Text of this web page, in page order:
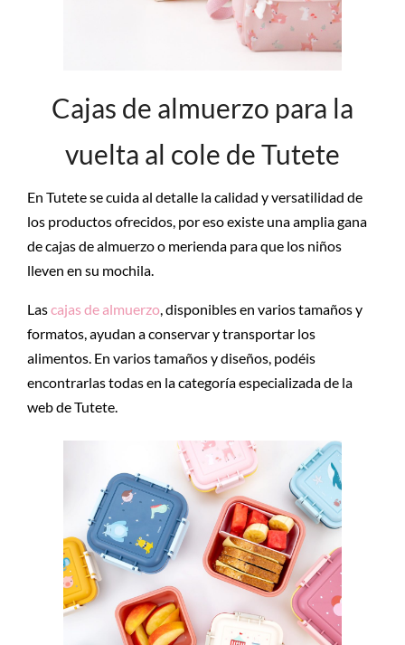
Cajas de almuerzo para la
vuelta al cole de Tutete
En Tutete se cuida al detalle la calidad y versatilidad de
los productos ofrecidos, por eso existe una amplia gana
de cajas de almuerzo o merienda para que los niños
lleven en su mochila.
Lascajas de almuerzo, disponibles en varios tamaños y
formatos, ayudan a conservar y transportar los
alimentos. En varios tamaños y diseños, podéis
encontrarlas todas en la categoría especializada de la
web de Tutete.